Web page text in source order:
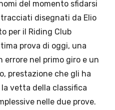
del momento sfidarsi
disegnati da Elio
per il Riding Club
prova di oggi, una
errore nel primo giro e un
prestazione che gli ha
vetta della classifica
nelle due prove.